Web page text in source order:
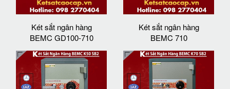
Két sắt ngân hàng
BEMC GD100-710
Két sắt ngân hàng
BEMC 710